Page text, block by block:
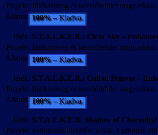
Projekt: Játékszöveg és kezelőfelület magyarítása.
Állapot: 100%– Kiadva.
Játék: S.T.A.L.K.E.R.: Clear Sky –
Projekt: Játékszöveg és kezelőfelület magyarítása.
Állapot: 100%– Kiadva.
Játék: S.T.A.L.K.E.R.: Call of Pripyat –
Projekt: Játékszöveg és kezelőfelület magyarítása.
Állapot: 100%– Kiadva.
Játék: S.T.A.L.K.E.R. Shadow of Chernobyl
Projekt: Feliratozás illesztése a SoC Complete